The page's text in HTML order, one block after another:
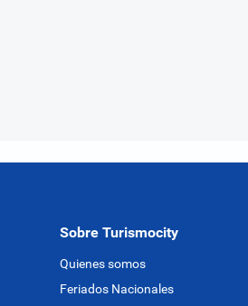
Sobre Turismocity
Quienes somos
Feriados Nacionales